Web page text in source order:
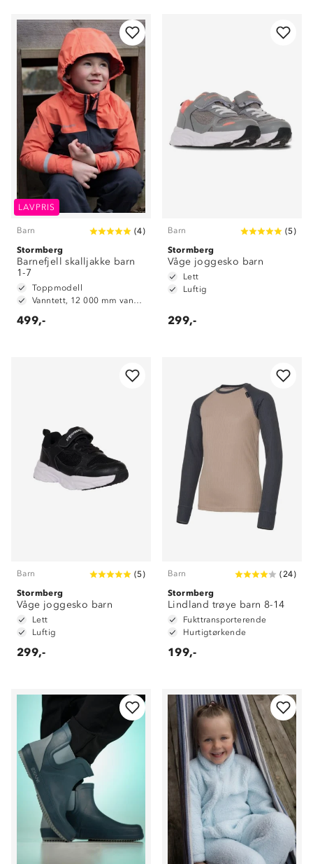
LAVPRIS
Barn (4)
Stormberg
Barnefjell skalljakke barn
1-7
Toppmodell
Vanntett, 12 000 mm vannsøyle
499,-
Barn (5)
Stormberg
Våge joggesko barn
Lett
Luftig
299,-
Barn (5)
Stormberg
Våge joggesko barn
Lett
Luftig
299,-
Barn (24)
Stormberg
Lindland trøye barn 8-14
Fukttransporterende
Hurtigtørkende
199,-